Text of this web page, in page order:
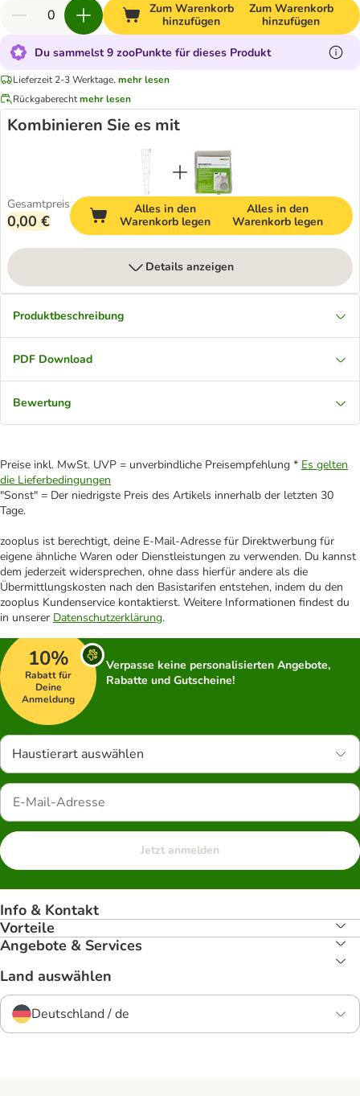
Zum Warenkorb
hinzufügen
Zum Warenkorb
hinzufügen
Du sammelst 9 zooPunkte für dieses Produkt
Lieferzeit 2-3 Werktage. mehr lesen
Rückgaberechtmehr lesen
Kombinieren Sie es mit
Gesamtpreis
0,00 €
Alles in den
Warenkorb legen
Alles in den
Warenkorb legen
Details anzeigen
Produktbeschreibung
PDF Download
Bewertung
Preise inkl. MwSt. UVP = unverbindliche Preisempfehlung * Es gelten
die Lieferbedingungen
"Sonst" = Der niedrigste Preis des Artikels innerhalb der letzten 30
Tage.
zooplus ist berechtigt, deine E-Mail-Adresse für Direktwerbung für
eigene ähnliche Waren oder Dienstleistungen zu verwenden. Du kannst
dem jederzeit widersprechen, ohne dass hierfür andere als die
Übermittlungskosten nach den Basistarifen entstehen, indem du den
zooplus Kundenservice kontaktierst. Weitere Informationen findest du
in unserer Datenschutzerklärung.
10%
Rabatt für
Deine
Anmeldung
Verpasse keine personalisierten Angebote,
Rabatte und Gutscheine!
Haustierart auswählen
Jetzt anmelden
Info & Kontakt
Vorteile
Angebote & Services
Land auswählen
Deutschland / de